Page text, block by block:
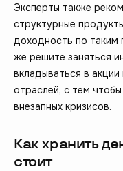
Эксперты также
структурные
доходность по таким
же решите заняться
вкладываться в
отраслей, с тем
внезапных кризисов.
Как хранить
стоит